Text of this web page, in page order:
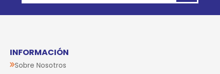
INFORMACIÓN
Sobre Nosotros